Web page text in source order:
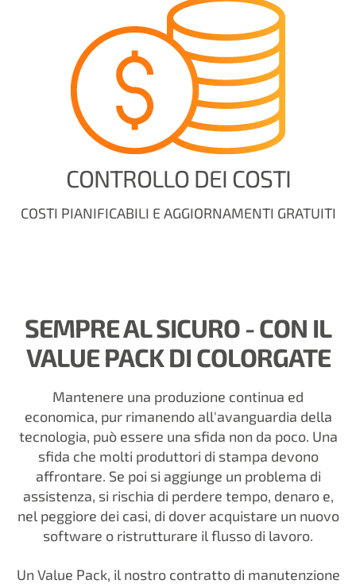
CONTROLLO DEI COSTI
COSTI PIANIFICABILI E AGGIORNAMENTI GRATUITI
SEMPRE AL SICURO - CON IL
VALUE PACK DI COLORGATE
Mantenere una produzione continua ed
economica, pur rimanendo all'avanguardia della
tecnologia, può essere una sfida non da poco. Una
sfida che molti produttori di stampa devono
affrontare. Se poi si aggiunge un problema di
assistenza, si rischia di perdere tempo, denaro e,
nel peggiore dei casi, di dover acquistare un nuovo
software o ristrutturare il flusso di lavoro.
Un Value Pack, il nostro contratto di manutenzione